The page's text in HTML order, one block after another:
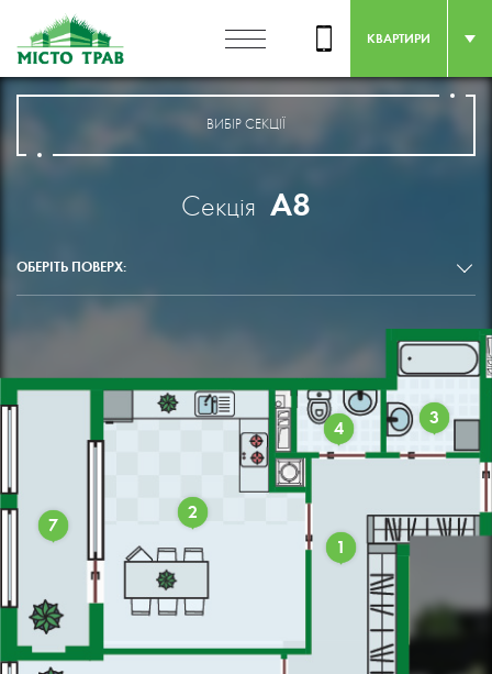
КВАРТИРИ
ВИБІР СЕКЦІЇ
Секція А8
ОБЕРІТЬ ПОВЕРХ:
1
2
3
4
7